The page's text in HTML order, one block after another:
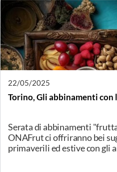
24/05/2025
Reggio Emilia, Il Pecorino
Nell’ambito della
Circuito Off, racconto e
del Pecorino di Farindola,
produzione casearia
AIS Reggio Emilia.